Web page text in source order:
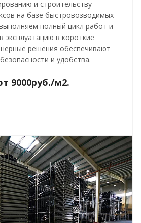
и строительству
на базе быстровозводимых
полный цикл работ и
в короткие
решения обеспечивают
и удобства.
9000руб./м2.